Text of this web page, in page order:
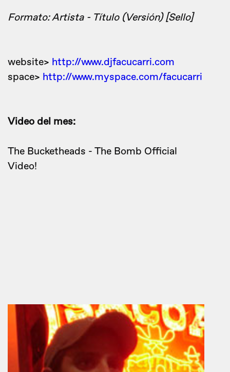
Formato: Artista - Título (Versión) [Sello]
website> http://www.djfacucarri.com
space> http://www.myspace.com/facucarri
Video del mes:
The Bucketheads - The Bomb Official
Video!